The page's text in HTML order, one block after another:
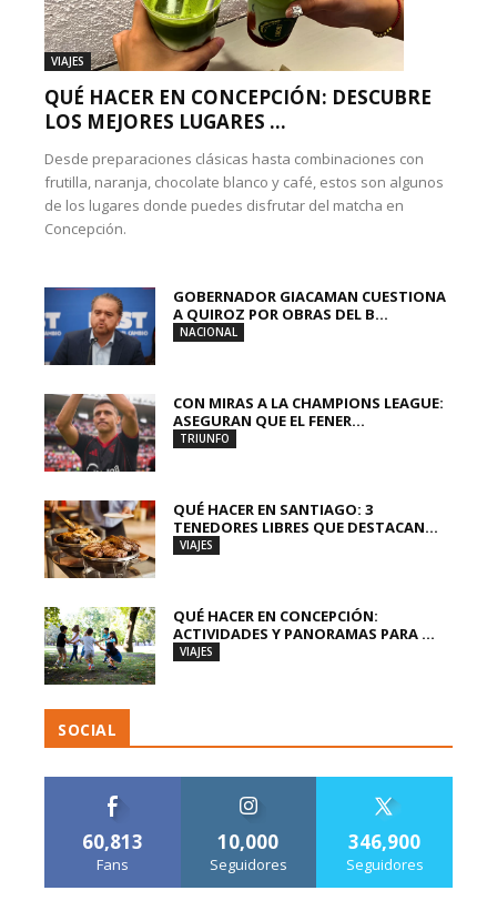
VIAJES
QUÉ HACER EN CONCEPCIÓN: DESCUBRE
LOS MEJORES LUGARES ...
Desde preparaciones clásicas hasta combinaciones con
frutilla, naranja, chocolate blanco y café, estos son algunos
de los lugares donde puedes disfrutar del matcha en
Concepción.
GOBERNADOR GIACAMAN CUESTIONA
A QUIROZ POR OBRAS DEL B...
NACIONAL
CON MIRAS A LA CHAMPIONS LEAGUE:
ASEGURAN QUE EL FENER...
TRIUNFO
QUÉ HACER EN SANTIAGO: 3
TENEDORES LIBRES QUE DESTACAN...
VIAJES
QUÉ HACER EN CONCEPCIÓN:
ACTIVIDADES Y PANORAMAS PARA ...
VIAJES
SOCIAL
60,813
Fans
10,000
Seguidores
346,900
Seguidores